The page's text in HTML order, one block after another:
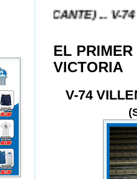
... V-74
EL
VICTORIA
V-74